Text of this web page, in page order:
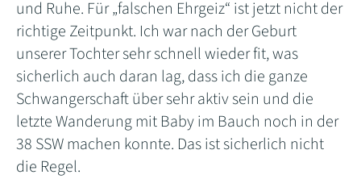
und Ruhe. Für „falschen Ehrgeiz“ ist jetzt nicht der
richtige Zeitpunkt. Ich war nach der Geburt
unserer Tochter sehr schnell wieder fit, was
sicherlich auch daran lag, dass ich die ganze
Schwangerschaft über sehr aktiv sein und die
letzte Wanderung mit Baby im Bauch noch in der
38 SSW machen konnte. Das ist sicherlich nicht
die Regel.